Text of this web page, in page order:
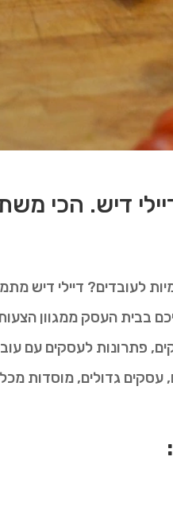
דיש. הכי
לעובדים? דיילי דיש
העסק ממגוון הצעות
פתרונות לעסקים עם
גדולים, מוסדות